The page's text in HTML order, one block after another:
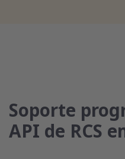
Soporte
API de RCS